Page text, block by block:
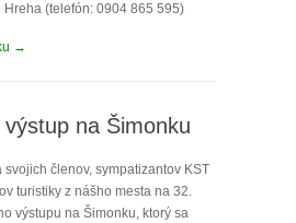
Hreha (telefón: 0904 865 595)
→
na Šimonku
svojich členov, sympatizantov KST
turistiky z nášho mesta na 32.
výstupu na Šimonku, ktorý sa